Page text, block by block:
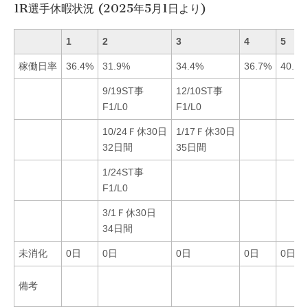
1R選手休暇状況 (2025年5月1日より)
1 2 3 4 5
稼働日率 36.4% 31.9% 34.4% 36.7% 40.6%
9/19ST事
F1/L0
12/10ST事
F1/L0
10/24Ｆ休30日
32日間
1/17Ｆ休30日
35日間
1/24ST事
F1/L0
3/1Ｆ休30日
34日間
未消化 0日 0日 0日 0日 0日
備考